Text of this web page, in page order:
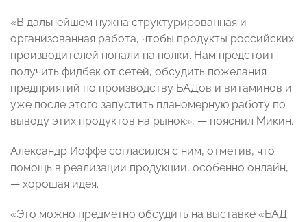
«В дальнейшем нужна структурированная и
организованная работа, чтобы продукты российских
производителей попали на полки. Нам предстоит
получить фидбек от сетей, обсудить пожелания
предприятий по производству БАДов и витаминов и
уже после этого запустить планомерную работу по
выводу этих продуктов на рынок», — пояснил Микин.
Александр Иоффе согласился с ним, отметив, что
помощь в реализации продукции, особенно онлайн,
— хорошая идея.
«Это можно предметно обсудить на выставке «БАД